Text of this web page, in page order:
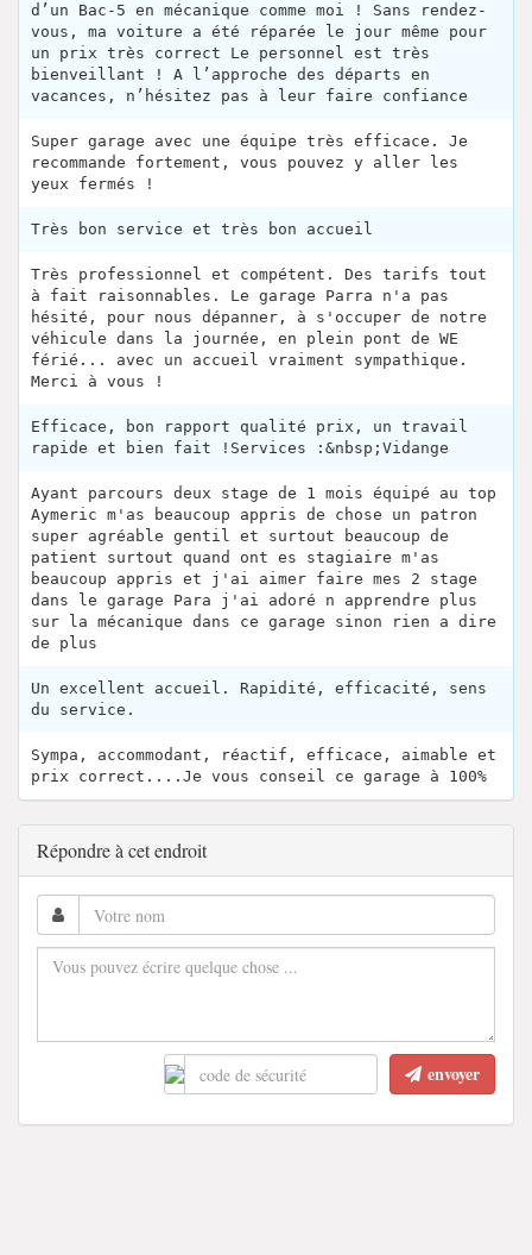
d’un Bac-5 en mécanique comme moi ! Sans rendez-
vous, ma voiture a été réparée le jour même pour
un prix très correct Le personnel est très
bienveillant ! A l’approche des départs en
vacances, n’hésitez pas à leur faire confiance
Super garage avec une équipe très efficace. Je
recommande fortement, vous pouvez y aller les
yeux fermés !
Très bon service et très bon accueil
Très professionnel et compétent. Des tarifs tout
à fait raisonnables. Le garage Parra n'a pas
hésité, pour nous dépanner, à s'occuper de notre
véhicule dans la journée, en plein pont de WE
férié... avec un accueil vraiment sympathique.
Merci à vous !
Efficace, bon rapport qualité prix, un travail
rapide et bien fait !Services :&nbsp;Vidange
Ayant parcours deux stage de 1 mois équipé au top
Aymeric m'as beaucoup appris de chose un patron
super agréable gentil et surtout beaucoup de
patient surtout quand ont es stagiaire m'as
beaucoup appris et j'ai aimer faire mes 2 stage
dans le garage Para j'ai adoré n apprendre plus
sur la mécanique dans ce garage sinon rien a dire
de plus
Un excellent accueil. Rapidité, efficacité, sens
du service.
Sympa, accommodant, réactif, efficace, aimable et
prix correct....Je vous conseil ce garage à 100%
Répondre à cet endroit
envoyer